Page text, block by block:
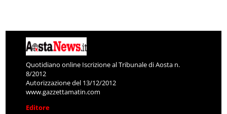
Quotidiano online Iscrizione al Tribunale di Aosta n.
8/2012
Autorizzazione del 13/12/2012
www.gazzettamatin.com
Editore